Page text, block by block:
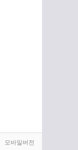
모바일버전